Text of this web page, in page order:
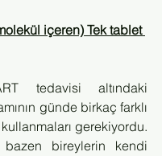
içeren) Tek tablet
tedavisi altındaki
günde birkaç farklı
gerekiyordu.
bazen bireylerin kendi